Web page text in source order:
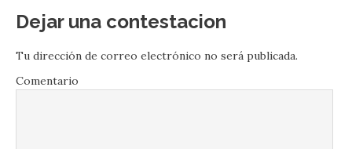
Dejar una contestacion
Tu dirección de correo electrónico no será publicada.
Comentario